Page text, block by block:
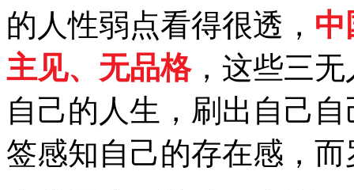
的人性弱点看得很透， 中
主见、无品格，这些三
自己的人生，刷出自己
签感知自己的存在感，